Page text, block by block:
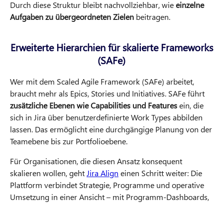
Durch diese Struktur bleibt nachvollziehbar, wieeinzelne
Aufgaben zu übergeordneten Zielen beitragen.
Erweiterte Hierarchien für skalierte Frameworks
(SAFe)
Wer mit dem Scaled Agile Framework (SAFe) arbeitet,
braucht mehr als Epics, Stories und Initiatives. SAFe führt
zusätzliche Ebenen wie Capabilities und Featuresein, die
sich in Jira über benutzerdefinierte Work Types abbilden
lassen. Das ermöglicht eine durchgängige Planung von der
Teamebene bis zur Portfolioebene.
Für Organisationen, die diesen Ansatz konsequent
skalieren wollen, gehtJira Align einen Schritt weiter: Die
Plattform verbindet Strategie, Programme und operative
Umsetzung in einer Ansicht – mit Programm-Dashboards,